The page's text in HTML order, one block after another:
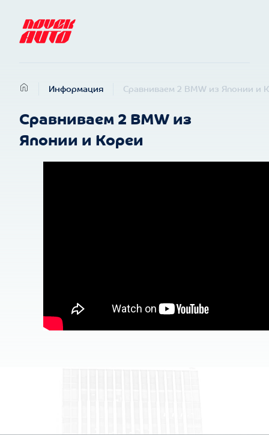
Информация Сравниваем 2 BMW из Японии и
Сравниваем 2 BMW из
Японии и Кореи